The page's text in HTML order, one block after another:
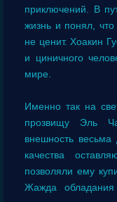
приключений. В
жизнь и понял, что
не ценит. Хоакин
и циничного
мире.
Именно так на
прозвищу Эль
внешность
качества
позволяли ему
Жажда обладания